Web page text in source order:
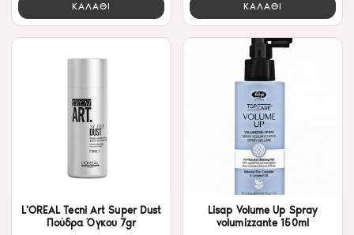
ΚΑΛΑΘΙ ΚΑΛΑΘΙ
L'OREAL Tecni Art Super Dust
Πούδρα Όγκου 7gr
Lisap Volume Up Spray
volumizzante 150ml